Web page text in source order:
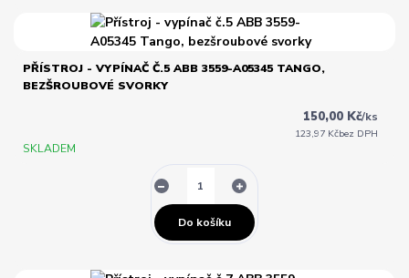
PŘÍSTROJ - VYPÍNAČ Č.5 ABB 3559-A05345 TANGO,
BEZŠROUBOVÉ SVORKY
150,00 Kč/ks
123,97 Kčbez DPH
SKLADEM
Do košíku